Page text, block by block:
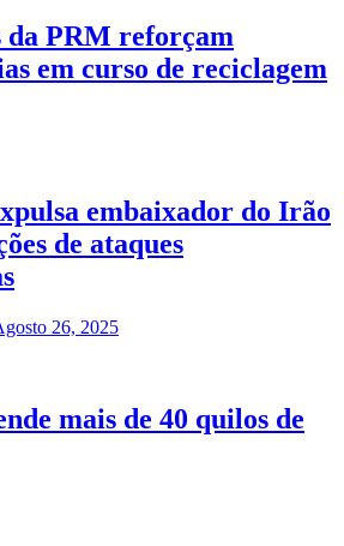
PRM reforçam
em curso de reciclagem
embaixador do Irão
de ataques
26, 2025
mais de 40 quilos de